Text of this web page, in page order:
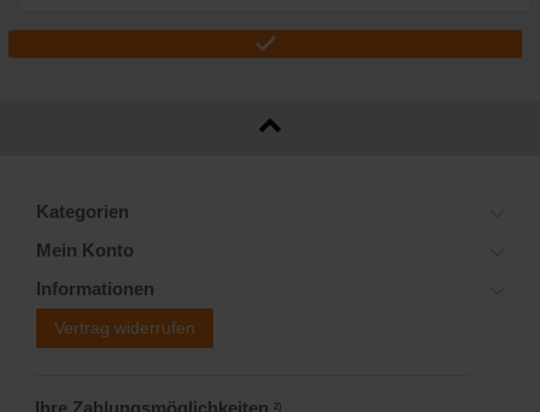
Kategorien
Mein Konto
Informationen
Vertrag widerrufen
Ihre Zahlungsmöglichkeiten 2)